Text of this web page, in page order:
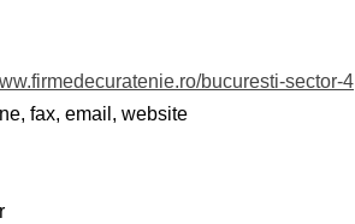
bucuresti-sector-4
fax, email, website